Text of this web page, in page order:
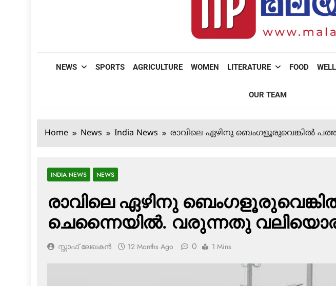
NEWS SPORTS AGRICULTURE WOMEN LITERATURE FOOD
OUR TEAM
Home News India News രാവിലെ ഏഴിനു ബെംഗളൂരുവെങ്കില്‍
INDIA NEWS NEWS
രാവിലെ ഏഴിനു
ചെന്നൈയില്‍. വരുന്നതു വലിയൊരു
സ്റ്റാഫ് ലേഖകൻ 12 Months Ago 0 1 Mins